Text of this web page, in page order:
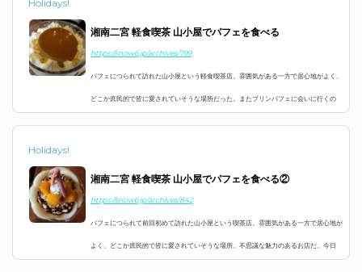
Holidays!
湘南二宮 軽食喫茶 山小屋でパフェを食べる
https://snow6.jp/archives/799
パフェにつられて訪れた山小屋という軽食喫茶店。雰囲気がある一方で居心地がよく、
どこか庶民的で皆に愛されていそうな場所だった。またプリンパフェに会いに行くの
Holidays!
湘南二宮 軽食喫茶 山小屋でパフェを食べる②
https://snow6.jp/archives/842
パフェにつられて前回初めて訪れた山小屋という喫茶店。雰囲気がある一方で居心地が
よく、どこか庶民的で皆に愛されていそうな場所。不思議な魅力のあるお店だ。今日